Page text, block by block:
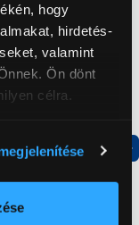
hogy
hirdetés-
valamint
Ön dönt
célra.
annak konkrét